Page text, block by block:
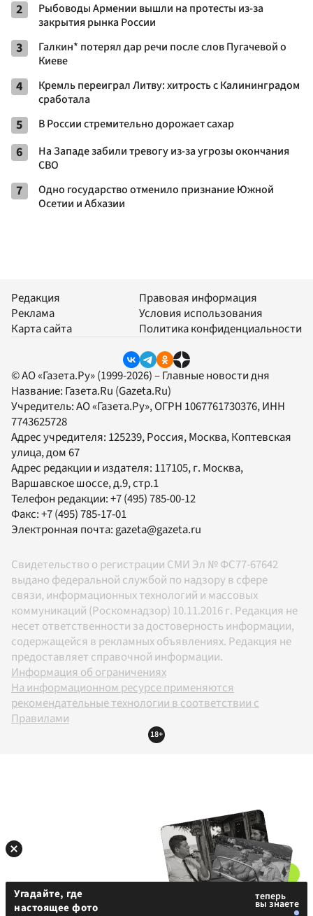
2
Рыбоводы Армении вышли на протесты из-за
закрытия рынка России
3
Галкин* потерял дар речи после слов Пугачевой о
Киеве
4
Кремль переиграл Литву: хитрость с Калининградом
сработала
5 В России стремительно дорожает сахар
6
На Западе забили тревогу из-за угрозы окончания
СВО
7
Одно государство отменило признание Южной
Осетии и Абхазии
Редакция
Реклама
Карта сайта
Правовая информация
Условия использования
Политика конфиденциальности
© АО «Газета.Ру» (1999-2026) – Главные новости дня
Название: Газета.Ru (Gazeta.Ru)
Учредитель:АО «Газета.Ру», ОГРН 1067761730376, ИНН
7743625728
Адрес учредителя: 125239, Россия, Москва, Коптевская
улица, дом 67
Адрес редакции и издателя: 117105, г. Москва,
Варшавское шоссе, д.9, стр.1
Телефон редакции:+7 (495) 785-00-12
Факс:+7 (495) 785-17-01
Электронная почта: gazeta@gazeta.ru
Свидетельство о регистрации СМИ Эл № ФС77-67642
выдано федеральной службой по надзору в сфере
связи, информационных технологий и массовых
коммуникаций (Роскомнадзор) 10.11.2016 г. Редакция не
несет ответственности за достоверность информации,
содержащейся в рекламных объявлениях. Редакция не
предоставляет справочной информации.
Информация об ограничениях
На информационном ресурсе применяются
рекомендательные технологии в соответствии с
Правилами
18+
Угадайте, где
настоящее фото